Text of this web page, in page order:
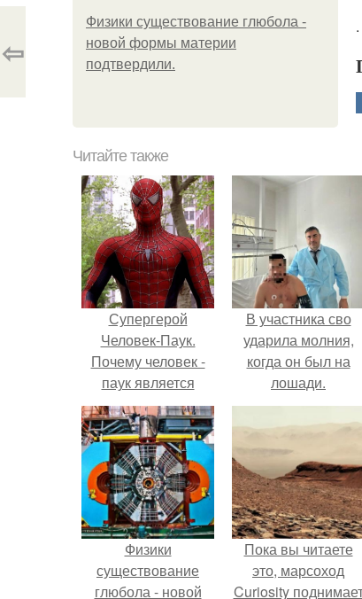
Физики существование глюбола -
новой формы материи
подтвердили.
⇦
Читайте также
Супергерой
Человек-Паук.
Почему человек -
паук является
одним из
сильнейших
супергероев
вселенной Marvel?
В участника сво
ударила молния,
когда он был на
лошади.
Физики
существование
глюбола - новой
Пока вы читаете
это, марсоход
Curiosity